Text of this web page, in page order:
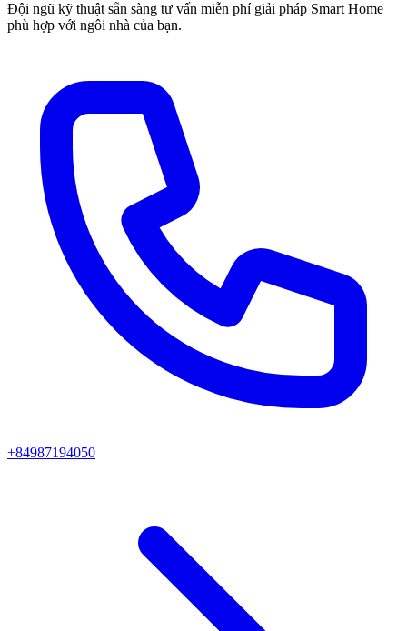
Đội ngũ kỹ thuật sẵn sàng tư vấn miễn phí giải pháp Smart Home
phù hợp với ngôi nhà của bạn.
+84987194050